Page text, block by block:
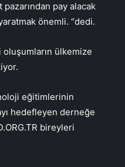
pay alacak
önemli. “dedi.
ülkemize
eğitimlerinin
hedefleyen derneğe
bireyleri